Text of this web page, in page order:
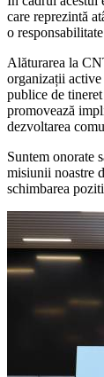
care reprezintă
o
Alăturarea la
organizații
publice de
promovează
dezvoltarea
Suntem onorate
misiunii noastre
schimbarea